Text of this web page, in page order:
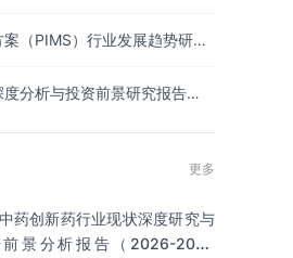
（PIMS）行业发展趋势研究
分析与投资前景研究报告
更多
药创新药行业现状深度研究与
景分析报告（2026-2033